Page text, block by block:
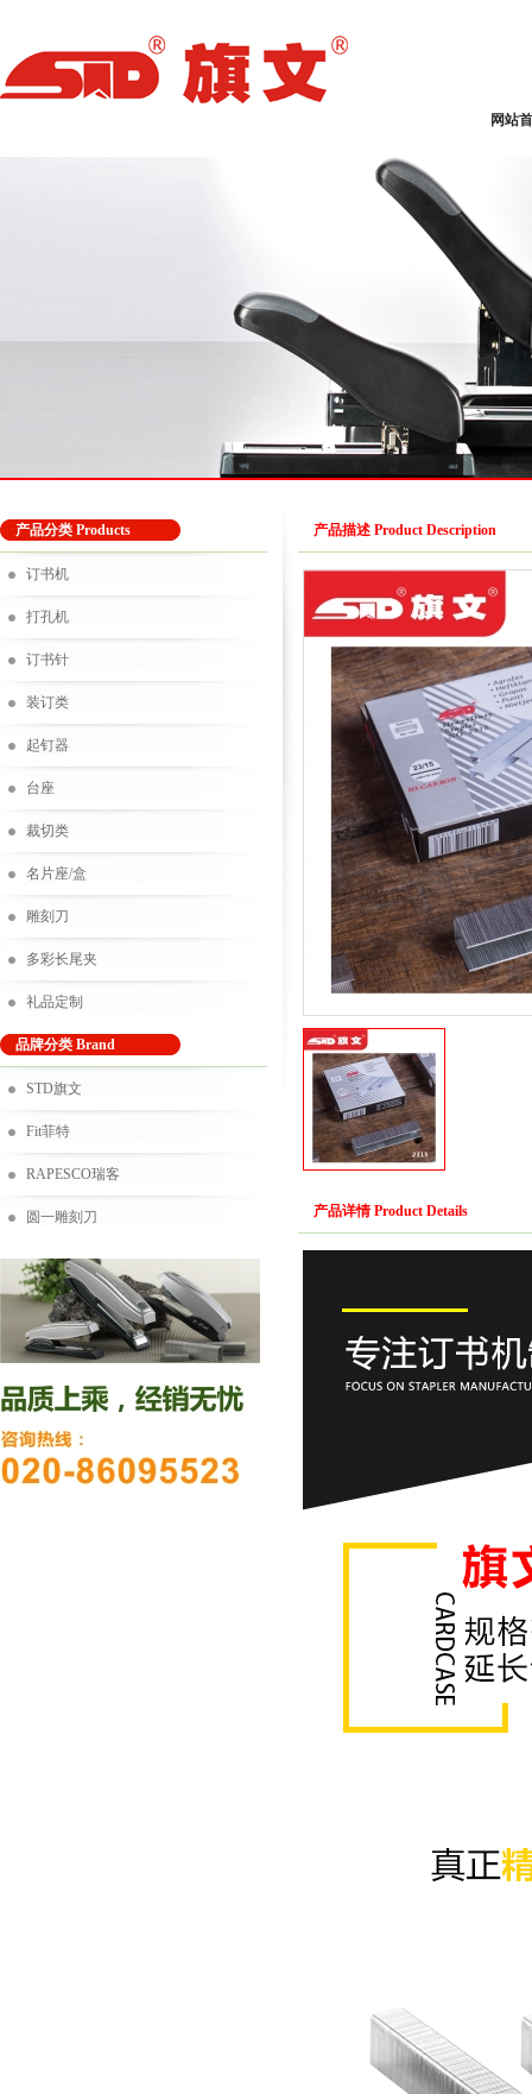
网站
产品分类 Products
订书机
打孔机
订书针
装订类
起钉器
台座
裁切类
名片座/盒
雕刻刀
多彩长尾夹
礼品定制
品牌分类 Brand
STD旗文
Fit菲特
RAPESCO瑞客
圆一雕刻刀
产品描述 Product Description
产品详情 Product Details